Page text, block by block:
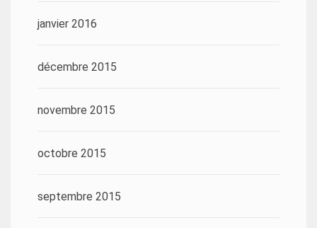
janvier 2016
décembre 2015
novembre 2015
octobre 2015
septembre 2015